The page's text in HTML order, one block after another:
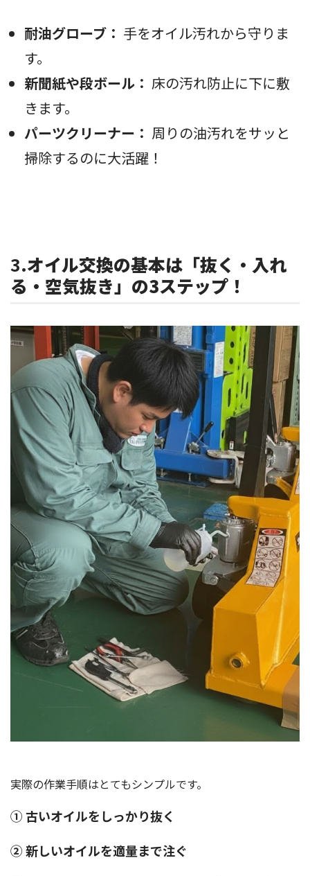
耐油グローブ： 手をオイル汚れから守りま
す。
新聞紙や段ボール： 床の汚れ防止に下に敷
きます。
パーツクリーナー： 周りの油汚れをサッと
掃除するのに大活躍！
3.オイル交換の基本は「抜く・入れ
る・空気抜き」の3ステップ！
実際の作業手順はとてもシンプルです。
① 古いオイルをしっかり抜く
② 新しいオイルを適量まで注ぐ